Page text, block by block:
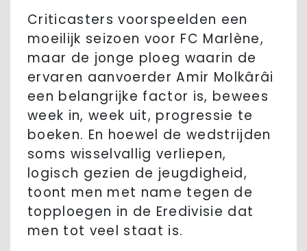
Criticasters voorspeelden een
moeilijk seizoen voor FC Marlène,
maar de jonge ploeg waarin de
ervaren aanvoerder Amir Molkârâi
een belangrijke factor is, bewees
week in, week uit, progressie te
boeken. En hoewel de wedstrijden
soms wisselvallig verliepen,
logisch gezien de jeugdigheid,
toont men met name tegen de
topploegen in de Eredivisie dat
men tot veel staat is.